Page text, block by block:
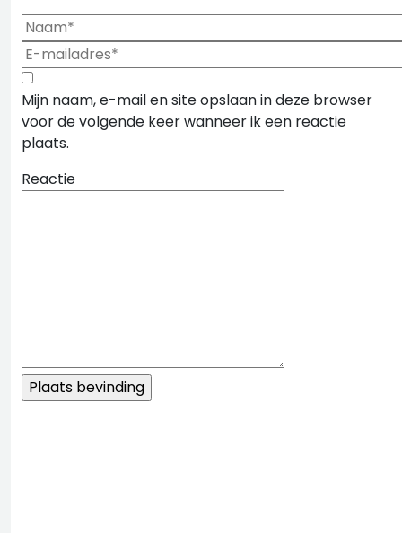
Mijn naam, e-mail en site opslaan in deze browser
voor de volgende keer wanneer ik een reactie
plaats.
Reactie